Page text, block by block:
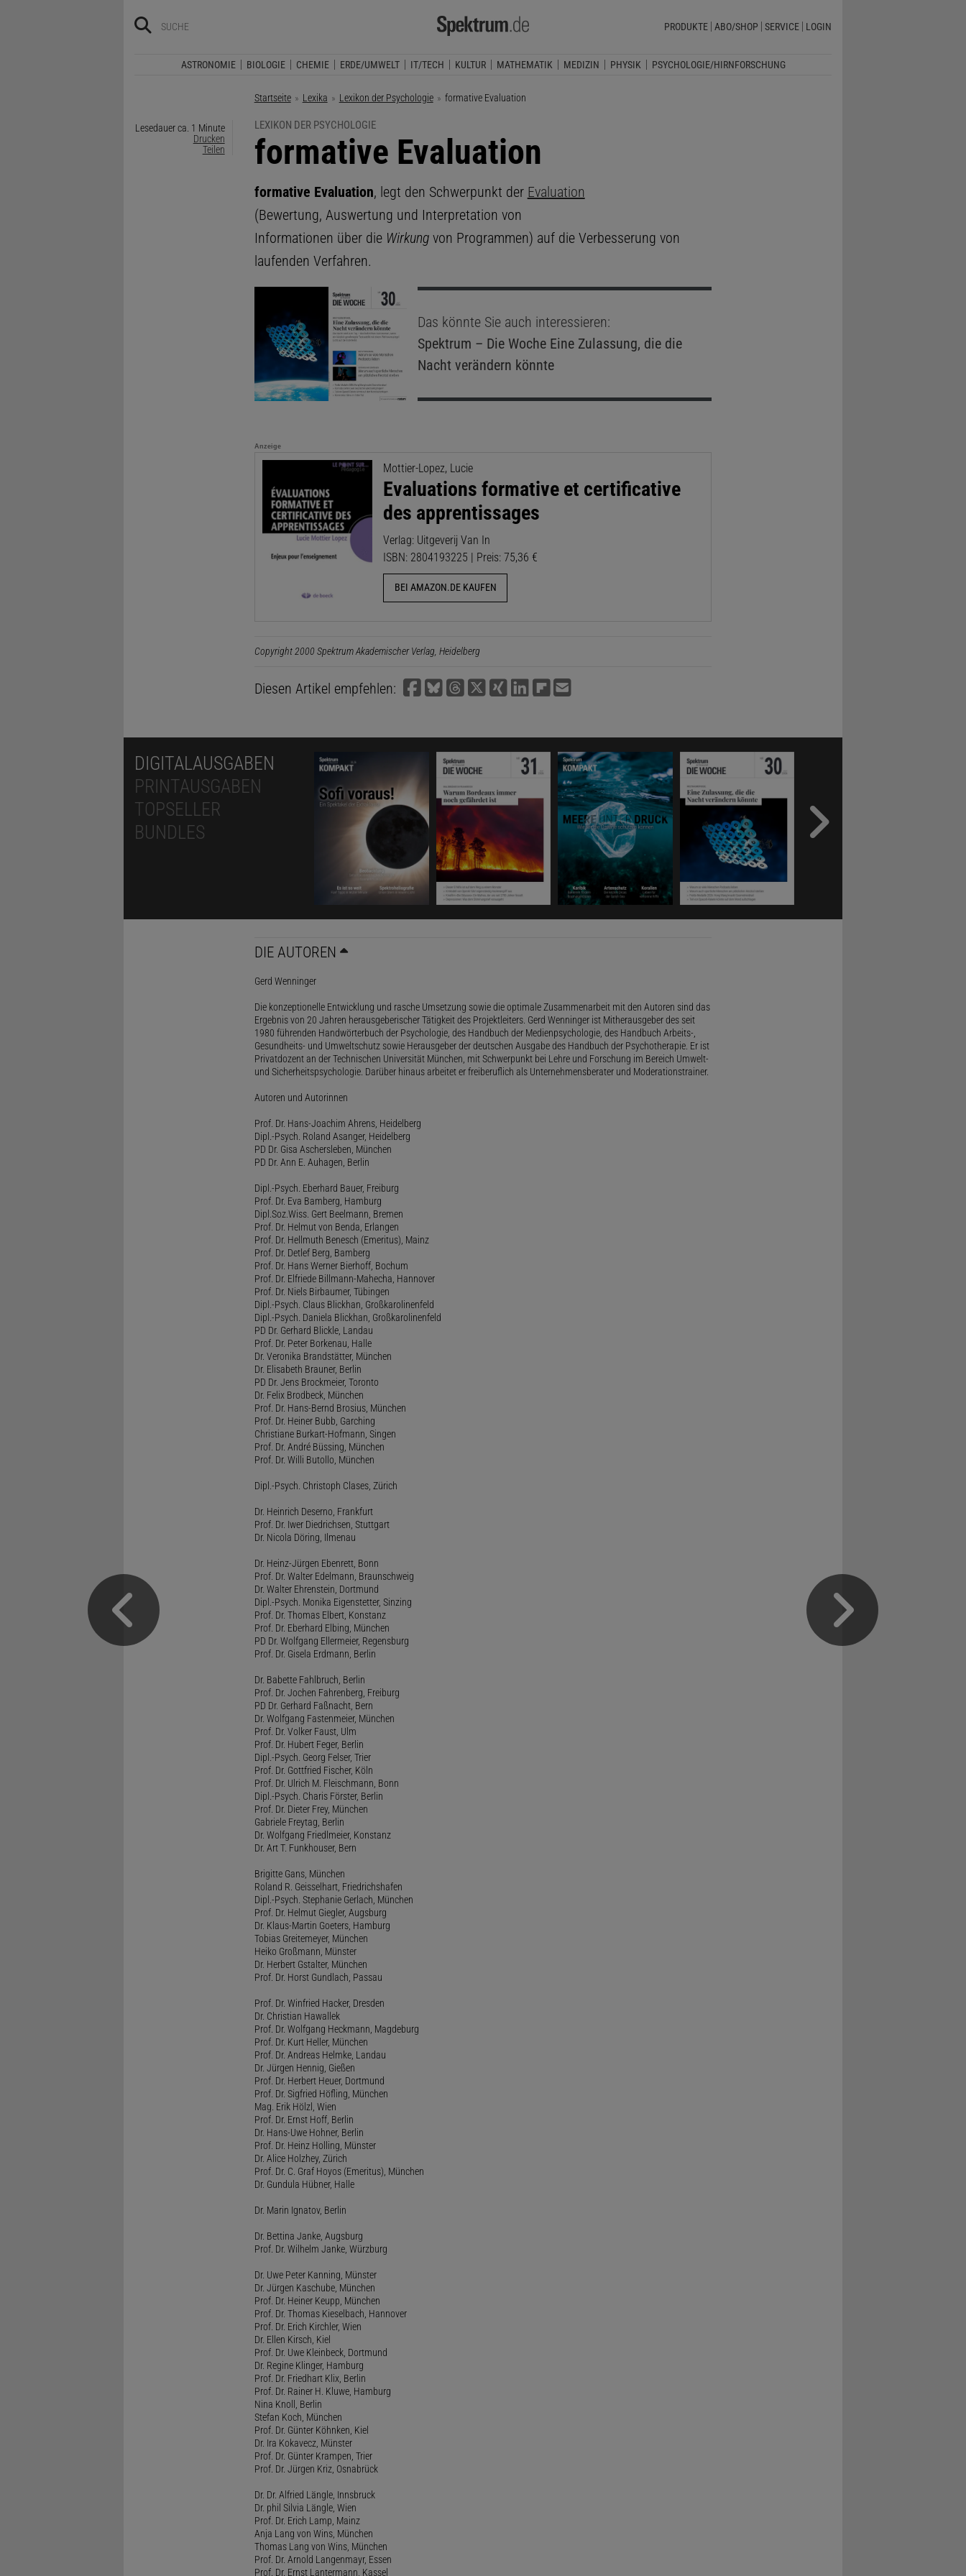
PRODUKTE ABO/SHOP SERVICE LOGIN
ASTRONOMIE BIOLOGIE CHEMIE ERDE/UMWELT IT/TECH KULTUR MATHEMATIK MEDIZIN PHYSIK PSYCHOLOGIE/HIRNFORSCHUNG
Startseite Lexika Lexikon der Psychologie Aktuelle Seite:
formative Evaluation
Lesedauer ca. 1 Minute
Drucken
Teilen
LEXIKON DER PSYCHOLOGIE
:
formative Evaluation
formative Evaluation, legt den Schwerpunkt der Evaluation
(Bewertung, Auswertung und Interpretation von
Informationen über die Wirkungvon Programmen) auf die Verbesserung von
laufenden Verfahren.
Das könnte Sie auch interessieren:
Spektrum – Die WocheEine Zulassung, die die
Nacht verändern könnte
Anzeige
Mottier-Lopez, Lucie
Evaluations formative et certificative
des apprentissages
Verlag: Uitgeverij Van In
ISBN: 2804193225 | Preis: 75,36 €
BEI AMAZON.DE KAUFEN
Copyright 2000 Spektrum Akademischer Verlag, Heidelberg
Diesen Artikel empfehlen:
DIGITALAUSGABEN
PRINTAUSGABEN
TOPSELLER
BUNDLES
DIE AUTOREN
Gerd Wenninger
Die konzeptionelle Entwicklung und rasche Umsetzung sowie die optimale Zusammenarbeit mit den Autoren sind das
Ergebnis von 20 Jahren herausgeberischer Tätigkeit des Projektleiters. Gerd Wenninger ist Mitherausgeber des seit
1980 führenden Handwörterbuch der Psychologie, des Handbuch der Medienpsychologie, des Handbuch Arbeits-,
Gesundheits- und Umweltschutz sowie Herausgeber der deutschen Ausgabe des Handbuch der Psychotherapie. Er ist
Privatdozent an der Technischen Universität München, mit Schwerpunkt bei Lehre und Forschung im Bereich Umwelt-
und Sicherheitspsychologie. Darüber hinaus arbeitet er freiberuflich als Unternehmensberater und Moderationstrainer.
Autoren und Autorinnen
Prof. Dr. Hans-Joachim Ahrens, Heidelberg
Dipl.-Psych. Roland Asanger, Heidelberg
PD Dr. Gisa Aschersleben, München
PD Dr. Ann E. Auhagen, Berlin
Dipl.-Psych. Eberhard Bauer, Freiburg
Prof. Dr. Eva Bamberg, Hamburg
Dipl.Soz.Wiss. Gert Beelmann, Bremen
Prof. Dr. Helmut von Benda, Erlangen
Prof. Dr. Hellmuth Benesch (Emeritus), Mainz
Prof. Dr. Detlef Berg, Bamberg
Prof. Dr. Hans Werner Bierhoff, Bochum
Prof. Dr. Elfriede Billmann-Mahecha, Hannover
Prof. Dr. Niels Birbaumer, Tübingen
Dipl.-Psych. Claus Blickhan, Großkarolinenfeld
Dipl.-Psych. Daniela Blickhan, Großkarolinenfeld
PD Dr. Gerhard Blickle, Landau
Prof. Dr. Peter Borkenau, Halle
Dr. Veronika Brandstätter, München
Dr. Elisabeth Brauner, Berlin
PD Dr. Jens Brockmeier, Toronto
Dr. Felix Brodbeck, München
Prof. Dr. Hans-Bernd Brosius, München
Prof. Dr. Heiner Bubb, Garching
Christiane Burkart-Hofmann, Singen
Prof. Dr. André Büssing, München
Prof. Dr. Willi Butollo, München
Dipl.-Psych. Christoph Clases, Zürich
Dr. Heinrich Deserno, Frankfurt
Prof. Dr. Iwer Diedrichsen, Stuttgart
Dr. Nicola Döring, Ilmenau
Dr. Heinz-Jürgen Ebenrett, Bonn
Prof. Dr. Walter Edelmann, Braunschweig
Dr. Walter Ehrenstein, Dortmund
Dipl.-Psych. Monika Eigenstetter, Sinzing
Prof. Dr. Thomas Elbert, Konstanz
Prof. Dr. Eberhard Elbing, München
PD Dr. Wolfgang Ellermeier, Regensburg
Prof. Dr. Gisela Erdmann, Berlin
Dr. Babette Fahlbruch, Berlin
Prof. Dr. Jochen Fahrenberg, Freiburg
PD Dr. Gerhard Faßnacht, Bern
Dr. Wolfgang Fastenmeier, München
Prof. Dr. Volker Faust, Ulm
Prof. Dr. Hubert Feger, Berlin
Dipl.-Psych. Georg Felser, Trier
Prof. Dr. Gottfried Fischer, Köln
Prof. Dr. Ulrich M. Fleischmann, Bonn
Dipl.-Psych. Charis Förster, Berlin
Prof. Dr. Dieter Frey, München
Gabriele Freytag, Berlin
Dr. Wolfgang Friedlmeier, Konstanz
Dr. Art T. Funkhouser, Bern
Brigitte Gans, München
Roland R. Geisselhart, Friedrichshafen
Dipl.-Psych. Stephanie Gerlach, München
Prof. Dr. Helmut Giegler, Augsburg
Dr. Klaus-Martin Goeters, Hamburg
Tobias Greitemeyer, München
Heiko Großmann, Münster
Dr. Herbert Gstalter, München
Prof. Dr. Horst Gundlach, Passau
Prof. Dr. Winfried Hacker, Dresden
Dr. Christian Hawallek
Prof. Dr. Wolfgang Heckmann, Magdeburg
Prof. Dr. Kurt Heller, München
Prof. Dr. Andreas Helmke, Landau
Dr. Jürgen Hennig, Gießen
Prof. Dr. Herbert Heuer, Dortmund
Prof. Dr. Sigfried Höfling, München
Mag. Erik Hölzl, Wien
Prof. Dr. Ernst Hoff, Berlin
Dr. Hans-Uwe Hohner, Berlin
Prof. Dr. Heinz Holling, Münster
Dr. Alice Holzhey, Zürich
Prof. Dr. C. Graf Hoyos (Emeritus), München
Dr. Gundula Hübner, Halle
Dr. Marin Ignatov, Berlin
Dr. Bettina Janke, Augsburg
Prof. Dr. Wilhelm Janke, Würzburg
Dr. Uwe Peter Kanning, Münster
Dr. Jürgen Kaschube, München
Prof. Dr. Heiner Keupp, München
Prof. Dr. Thomas Kieselbach, Hannover
Prof. Dr. Erich Kirchler, Wien
Dr. Ellen Kirsch, Kiel
Prof. Dr. Uwe Kleinbeck, Dortmund
Dr. Regine Klinger, Hamburg
Prof. Dr. Friedhart Klix, Berlin
Prof. Dr. Rainer H. Kluwe, Hamburg
Nina Knoll, Berlin
Stefan Koch, München
Prof. Dr. Günter Köhnken, Kiel
Dr. Ira Kokavecz, Münster
Prof. Dr. Günter Krampen, Trier
Prof. Dr. Jürgen Kriz, Osnabrück
Dr. Dr. Alfried Längle, Innsbruck
Dr. phil Silvia Längle, Wien
Prof. Dr. Erich Lamp, Mainz
Anja Lang von Wins, München
Thomas Lang von Wins, München
Prof. Dr. Arnold Langenmayr, Essen
Prof. Dr. Ernst Lantermann, Kassel